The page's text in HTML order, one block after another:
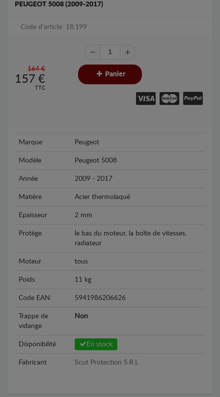
PEUGEOT 5008 (2009-2017)
Code d'article: 18.199
164 €
157 €
TTC
Panier
Marque Peugeot
Modèle Peugeot 5008
Année 2009 - 2017
Matière Acier thermolaqué
Epaisseur 2 mm
Protège
le bas du moteur, la boîte de vitesses,
radiateur
Moteur tous
Poids 11 kg
Code EAN: 5941986206626
Trappe de
vidange
Non
Disponibilité En stock
Fabricant Scut Protection S.R.L